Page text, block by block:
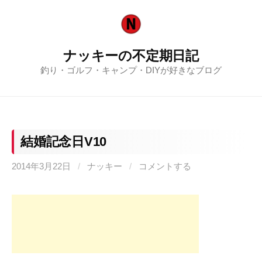
ナッキーの不定期日記
釣り・ゴルフ・キャンプ・DIYが好きなブログ
結婚記念日V10
2014年3月22日 / ナッキー / コメントする